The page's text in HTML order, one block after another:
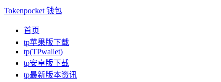
Tokenpocket 钱包
首页
tp苹果版下载
tp(TPwallet)
tp安卓版下载
tp最新版本资讯